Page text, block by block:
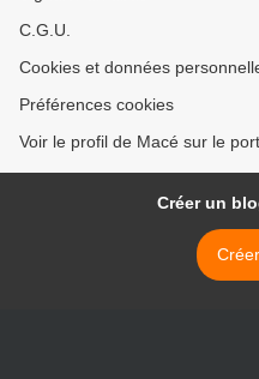
C.G.U.
Cookies et données
Préférences cookies
Voir le profil de Macé sur le
Créer un